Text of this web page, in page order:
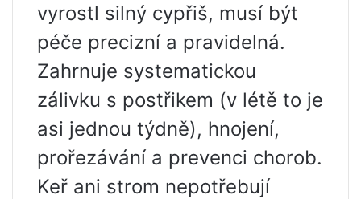
vyrostl silný cypřiš, musí být
péče precizní a pravidelná.
Zahrnuje systematickou
zálivku s postřikem (v létě to je
asi jednou týdně), hnojení,
prořezávání a prevenci chorob.
Keř ani strom nepotřebují